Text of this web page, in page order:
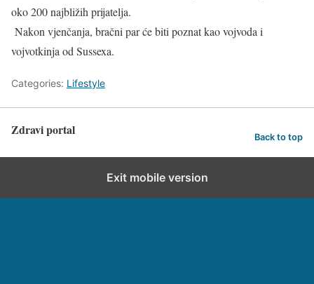
oko 200 najbližih prijatelja.
Nakon vjenčanja, bračni par će biti poznat kao vojvoda i
vojvotkinja od Sussexa.
Categories: Lifestyle
Zdravi portal Back to top
Exit mobile version